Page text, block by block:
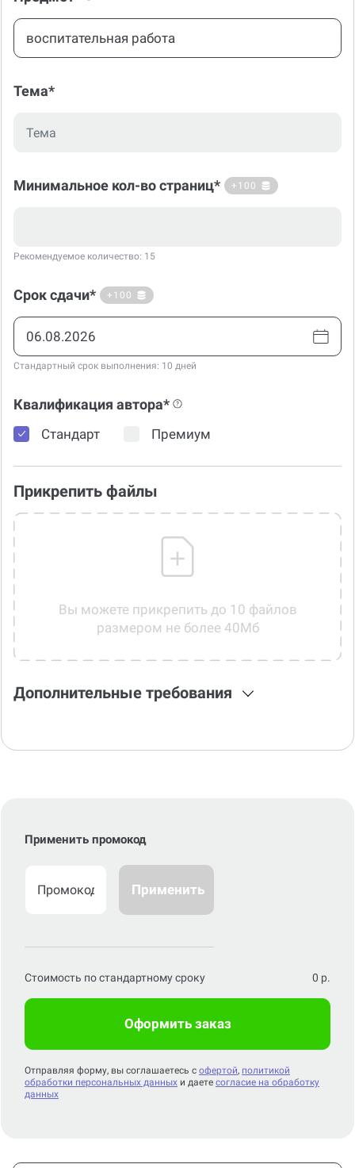
Тема*
Минимальное кол-во страниц* +100
Рекомендуемое количество: 15
Срок сдачи* +100
Стандартный срок выполнения: 10 дней
Квалификация автора*
Стандарт Премиум
Прикрепить файлы
Вы можете прикрепить до 10 файлов
размером не более 40Мб
Дополнительные требования
Применить промокод
Применить
Стоимость по стандартному сроку 0 р.
Оформить заказ
Отправляя форму, вы соглашаетесь с офертой, политикой
обработки персональных данных и даете согласие на обработку
данных